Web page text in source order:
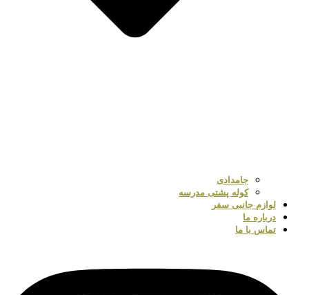
جامدادی
کوله پشتی مدرسه
لوازم جانبی سفر
درباره ما
تماس با ما